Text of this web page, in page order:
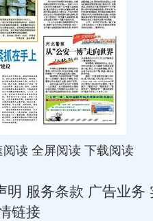
阅读 全屏阅读 下载阅读
服务条款 广告业务
链接